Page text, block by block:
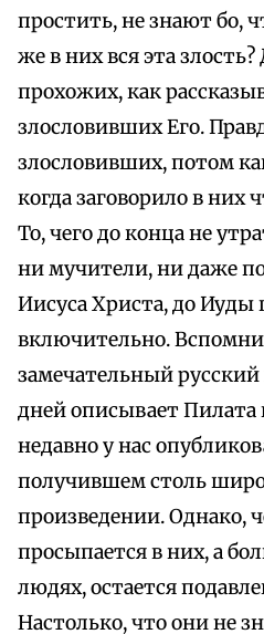
простить, не знают бо,
же в них вся эта
прохожих, как
злословивших Его.
злословивших, потом
когда заговорило в них
То, чего до конца не
ни мучители, ни даже
Иисуса Христа, до Иуды
включительно.
замечательный
дней описывает Пилата
недавно у нас
получившем столь
произведении. Однако,
просыпается в них, а
людях, остается
Настолько, что они не